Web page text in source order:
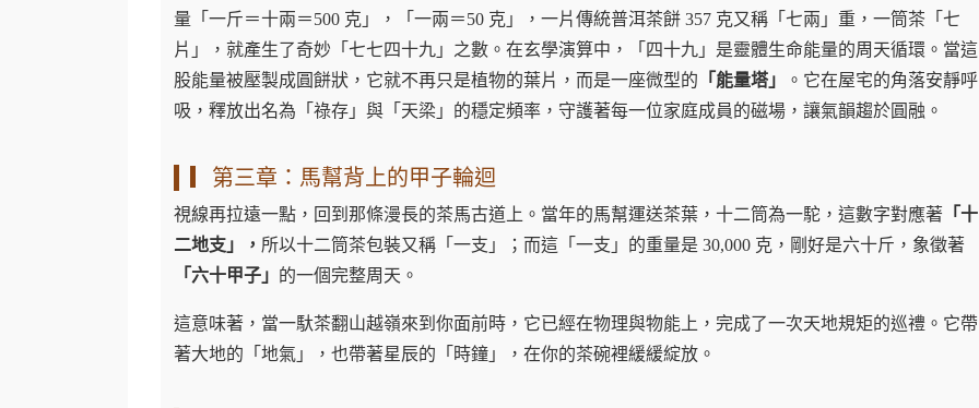
量「一斤＝十兩＝500 克」，「一兩＝50 克」，一片傳統普洱茶餅 357 克又稱「七兩」重，一筒茶「七
片」，就產生了奇妙「七七四十九」之數。在玄學演算中，「四十九」是靈體生命能量的周天循環。當這
股能量被壓製成圓餅狀，它就不再只是植物的葉片，而是一座微型的 「能量塔」
。它在屋宅的角落安靜呼
吸，釋放出名為「祿存」與「天梁」的穩定頻率，守護著每一位家庭成員的磁場，讓氣韻趨於圓融。
▎第三章：馬幫背上的甲子輪迴
視線再拉遠一點，回到那條漫長的茶馬古道上。當年的馬幫運送茶葉，十二筒為一駝，這數字對應著 「十
二地支」， 所以十二筒茶包裝又稱「一支」；而這「一支」的重量是 30,000 克，剛好是六十斤，象徵著
「六十甲子」 的一個完整周天。
這意味著，當一馱茶翻山越嶺來到你面前時，它已經在物理與物能上，完成了一次天地規矩的巡禮。它帶
著大地的「地氣」，也帶著星辰的「時鐘」，在你的茶碗裡緩緩綻放。